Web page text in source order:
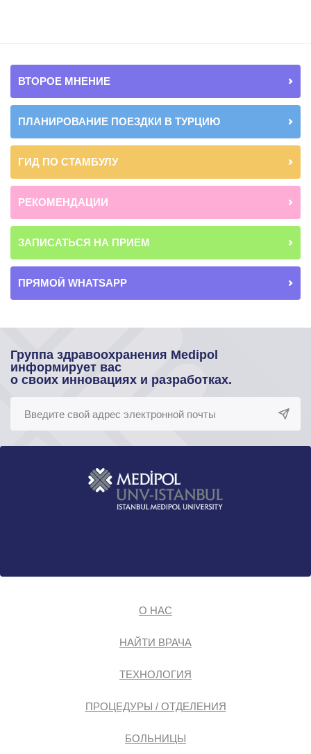
ВТОРОЕ МНЕНИЕ
ПЛАНИРОВАНИЕ ПОЕЗДКИ В ТУРЦИЮ
ГИД ПО СТАМБУЛУ
РЕКОМЕНДАЦИИ
ЗАПИСАТЬСЯ НА ПРИЕМ
ПРЯМОЙ WHATSAPP
Группа здравоохранения Medipol
информирует вас
о своих инновациях и разработках.
О НАС
НАЙТИ ВРАЧА
ТЕХНОЛОГИЯ
ПРОЦЕДУРЫ / ОТДЕЛЕНИЯ
БОЛЬНИЦЫ